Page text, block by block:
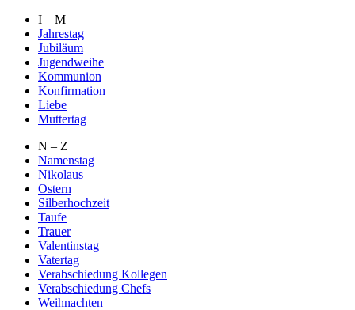
I – M
Jahrestag
Jubiläum
Jugendweihe
Kommunion
Konfirmation
Liebe
Muttertag
N – Z
Namenstag
Nikolaus
Ostern
Silberhochzeit
Taufe
Trauer
Valentinstag
Vatertag
Verabschiedung Kollegen
Verabschiedung Chefs
Weihnachten